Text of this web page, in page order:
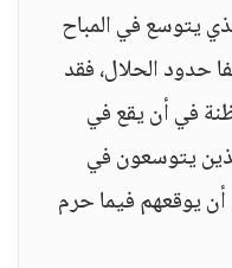
يتوسع في المباح
حدود الحلال، فقد
في أن يقع في
يتوسعون في
يوقعهم فيما حرم